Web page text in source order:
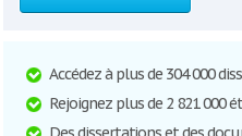
Accédez à plus de 304 000
Rejoignez plus de 2 821 000